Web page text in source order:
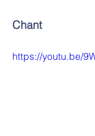
Chant
https://youtu.be/